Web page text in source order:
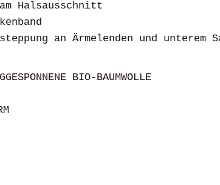
Halsausschnitt
an Ärmelenden und unterem
BIO-BAUMWOLLE